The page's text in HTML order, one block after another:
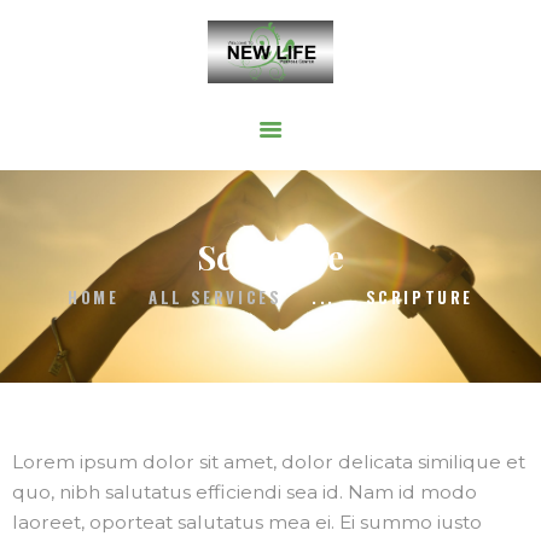
Scripture
HOME ALL SERVICES ... SCRIPTURE
ONLINE SERVICES
GIVE
TESTIMONIALS
CONTACT
Lorem ipsum dolor sit amet, dolor delicata similique et
quo, nibh salutatus efficiendi sea id. Nam id modo
laoreet, oporteat salutatus mea ei. Ei summo iusto